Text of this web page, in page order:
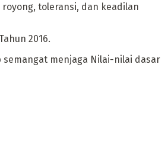
toleransi, dan keadilan
2016.
menjaga Nilai-nilai dasar